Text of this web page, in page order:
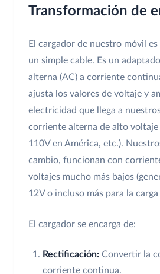
Transformación de
El cargador de nuestro móvil
un simple cable. Es un
alterna (AC) a corriente
ajusta los valores de voltaje y
electricidad que llega a
corriente alterna de alto voltaje
110V en América, etc.).
cambio, funcionan con
voltajes mucho más bajos
12V o incluso más para la carga
El cargador se encarga de:
Rectificación: Convertir la
corriente continua.